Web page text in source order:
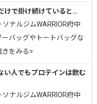
けで掛け続けていると…
ナルジムWARRIOR府中
バッグやトートバッグな
きをみる>
い人でもプロテインは飲む
ナルジムWARRIOR府中